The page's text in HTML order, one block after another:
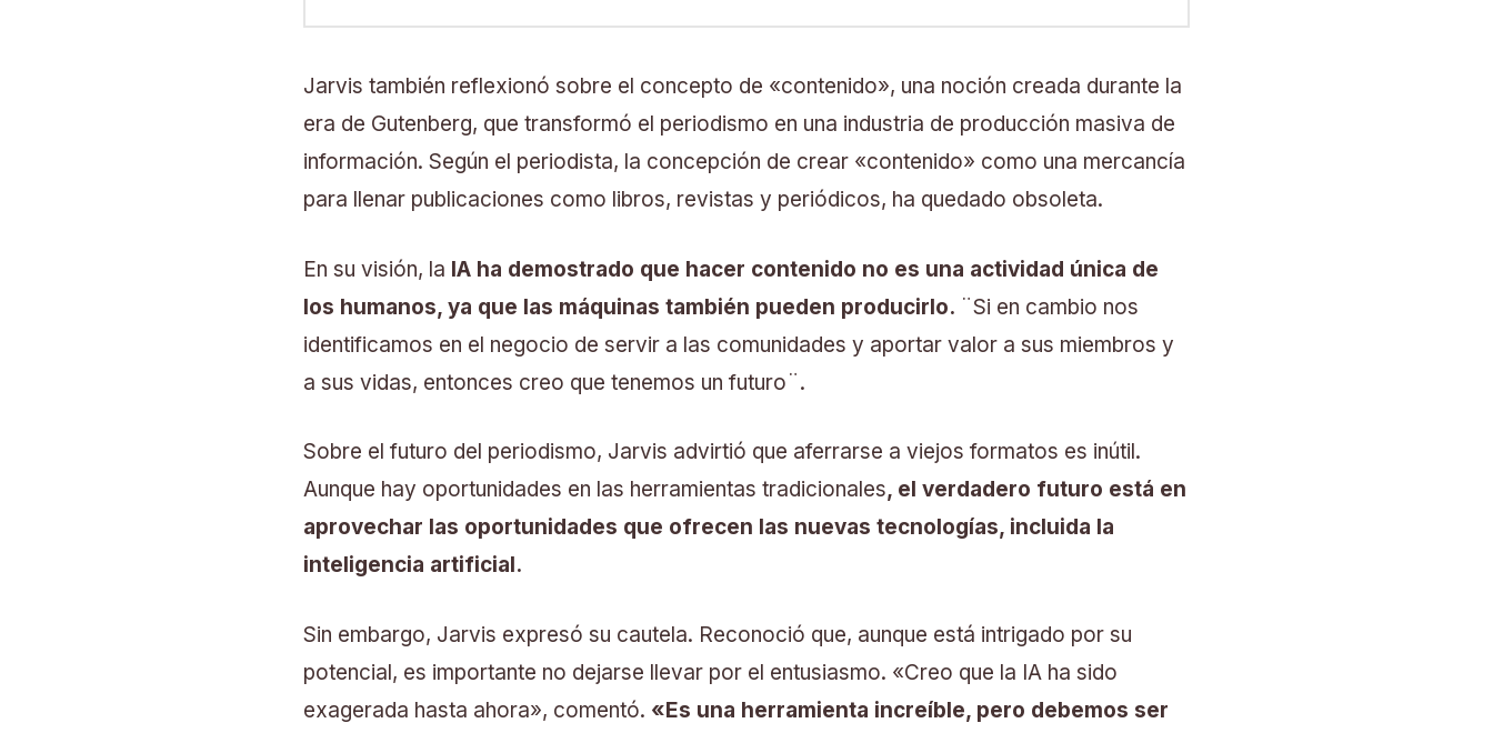
Jarvis también reflexionó sobre el concepto de «contenido», una noción creada durante la
era de Gutenberg, que transformó el periodismo en una industria de producción masiva de
información. Según el periodista, la concepción de crear «contenido» como una mercancía
para llenar publicaciones como libros, revistas y periódicos, ha quedado obsoleta.
En su visión, la IA ha demostrado que hacer contenido no es una actividad única de
los humanos, ya que las máquinas también pueden producirlo. ¨Si en cambio nos
identificamos en el negocio de servir a las comunidades y aportar valor a sus miembros y
a sus vidas, entonces creo que tenemos un futuro¨.
Sobre el futuro del periodismo, Jarvis advirtió que aferrarse a viejos formatos es inútil.
Aunque hay oportunidades en las herramientas tradicionales, el verdadero futuro está en
aprovechar las oportunidades que ofrecen las nuevas tecnologías, incluida la
inteligencia artificial.
Sin embargo, Jarvis expresó su cautela. Reconoció que, aunque está intrigado por su
potencial, es importante no dejarse llevar por el entusiasmo. «Creo que la IA ha sido
exagerada hasta ahora», comentó. «Es una herramienta increíble, pero debemos ser